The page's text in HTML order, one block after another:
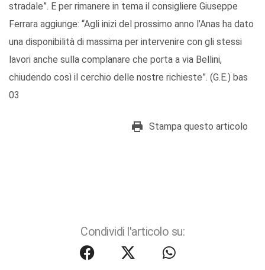
stradale”. E per rimanere in tema il consigliere Giuseppe
Ferrara aggiunge: “Agli inizi del prossimo anno l’Anas ha dato
una disponibilità di massima per intervenire con gli stessi
lavori anche sulla complanare che porta a via Bellini,
chiudendo così il cerchio delle nostre richieste”. (G.E.) bas
03
Stampa questo articolo
Condividi l'articolo su: